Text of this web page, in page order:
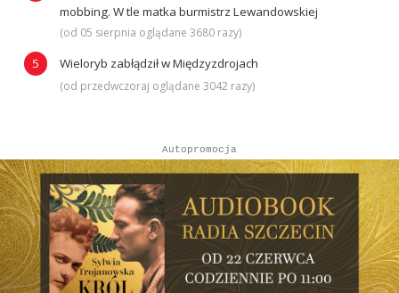
mobbing. W tle matka burmistrz Lewandowskiej
(od 05 sierpnia oglądane 3680 razy)
Wieloryb zabłądził w Międzyzdrojach
(od przedwczoraj oglądane 3042 razy)
Autopromocja